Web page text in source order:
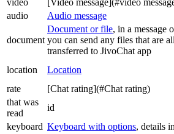
video
[Video message](#video
audio
Audio message
document
Document or file, in a message
you can send any files that are
transferred to JivoChat app
location Location
rate
[Chat rating](#Chat rating)
that was
read
id
keyboard Keyboard with options, details